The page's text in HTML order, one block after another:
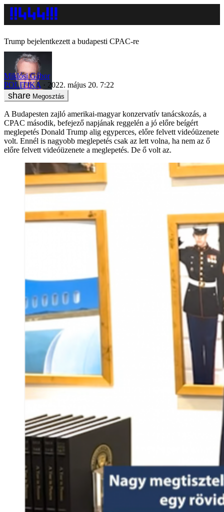
Trump bejelentkezett a budapesti CPAC-re
Miklósi Gábor
POLITIKA
2022. május 20. 7:22
Megosztás
A Budapesten zajló amerikai-magyar konzervatív tanácskozás, a
CPAC második, befejező napjának reggelén a jó előre beígért
meglepetés Donald Trump alig egyperces, előre felvett videóüzenete
volt. Ennél is nagyobb meglepetés csak az lett volna, ha nem az ő
előre felvett videóüzenete a meglepetés. De ő volt az.